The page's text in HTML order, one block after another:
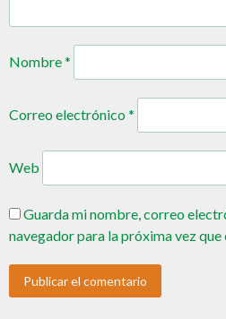
Nombre*
Correo electrónico*
Web
Guarda mi nombre, correo
navegador para la próxima vez que